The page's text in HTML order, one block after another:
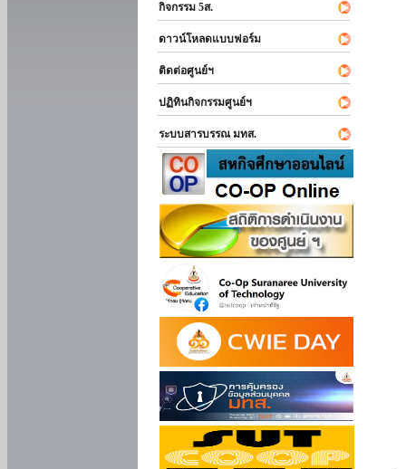
กิจกรรม 5ส.
ดาวน์โหลดแบบฟอร์ม
ติดต่อศูนย์ฯ
ปฏิทินกิจกรรมศูนย์ฯ
ระบบสารบรรณ มทส.